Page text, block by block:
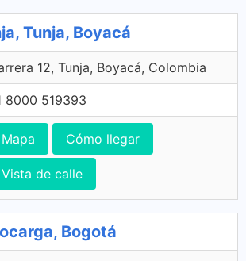
Tunja, Boyacá
12, Tunja, Boyacá, Colombia
8000 519393
Mapa Cómo llegar
Vista de calle
Bogotá